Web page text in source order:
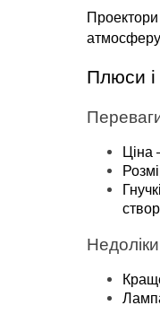
Плюси і
Ціна